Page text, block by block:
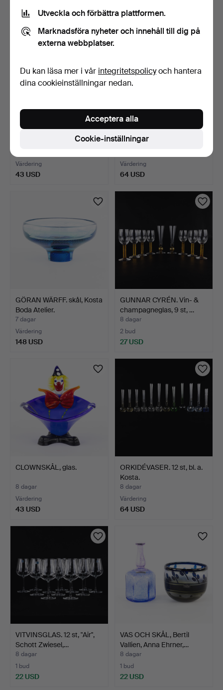
43 USD
Värdering
43 USD
konstglas, 4 delar, signer…
Värdering
64 USD
GÖRAN WÄRFF. skål, Kosta
Boda Atelier.
7 dagar
Värdering
148 USD
GUNNAR CYRÉN. Vin- &
champagneglas, 9 st, …
8 dagar
2 bud
27 USD
CLOWNSKÅL, glas.
8 dagar
Värdering
43 USD
ORKIDÉVASER. 12 st, bl. a.
Kosta.
8 dagar
Värdering
64 USD
VITVINSGLAS. 12 st, "Air",
Schott Zwiesel,…
8 dagar
1 bud
22 USD
VAS OCH SKÅL, Bertil
Vallien, Anna Ehrner,…
8 dagar
1 bud
22 USD
Utveckla och förbättra plattformen.
Marknadsföra nyheter och innehåll till dig på
externa webbplatser.
Du kan läsa mer i vår integritetspolicyoch hantera
dina cookieinställningar nedan.
Cookie-inställningar
Acceptera alla